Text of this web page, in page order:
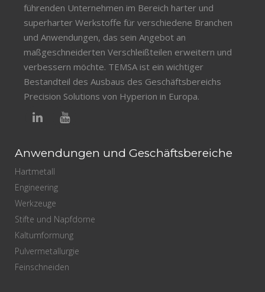
führenden Unternehmen im Bereich harter und
superharter Werkstoffe für verschiedene Branchen
und Anwendungen, das sein Angebot an
maßgeschneiderten Verschleißteilen erweitern und
verbessern möchte. TEMSA ist ein wichtiger
Bestandteil des Ausbaus des Geschäftsbereichs
Precision Solutions von Hyperion in Europa.
Anwendungen und Geschäftsbereiche
Hartmetall
Engineering
Werkzeuge
Stifte und Napfdorne
Kaltumformung
Pulvermetallurgie
Feinschneiden